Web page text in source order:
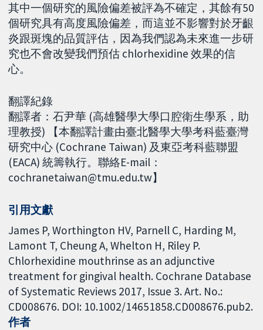
其中一個研究的風險偏差被評為不確定，其餘有50
個研究具有高度風險偏差，而這並不影響對於牙齦
炎跟斑塊的品質評估，因為我們認為未來進一步研
究也不會改變我們預估 chlorhexidine 效果的信
心。
翻譯紀錄
翻譯者：石尹華 (高雄醫學大學口腔衛生學系，助
理教授) 【本翻譯計畫由臺北醫學大學考科藍臺灣
研究中心 (Cochrane Taiwan) 及東亞考科藍聯盟
(EACA) 統籌執行。聯絡E-mail：
cochranetaiwan@tmu.edu.tw】
引用文獻
James P, Worthington HV, Parnell C, Harding M,
Lamont T, Cheung A, Whelton H, Riley P.
Chlorhexidine mouthrinse as an adjunctive
treatment for gingival health. Cochrane Database
of Systematic Reviews 2017, Issue 3. Art. No.:
CD008676. DOI: 10.1002/14651858.CD008676.pub2.
作者